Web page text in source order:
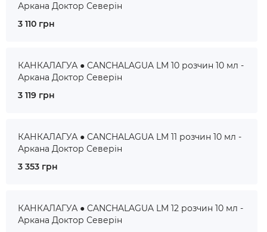
Аркана Доктор Северін
3 110 грн
КАНКАЛАГУА ● CANCHALAGUA LM 10 розчин 10 мл -
Аркана Доктор Северін
3 119 грн
КАНКАЛАГУА ● CANCHALAGUA LM 11 розчин 10 мл -
Аркана Доктор Северін
3 353 грн
КАНКАЛАГУА ● CANCHALAGUA LM 12 розчин 10 мл -
Аркана Доктор Северін